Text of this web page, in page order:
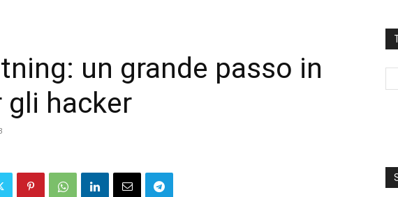
un grande passo in
gli hacker